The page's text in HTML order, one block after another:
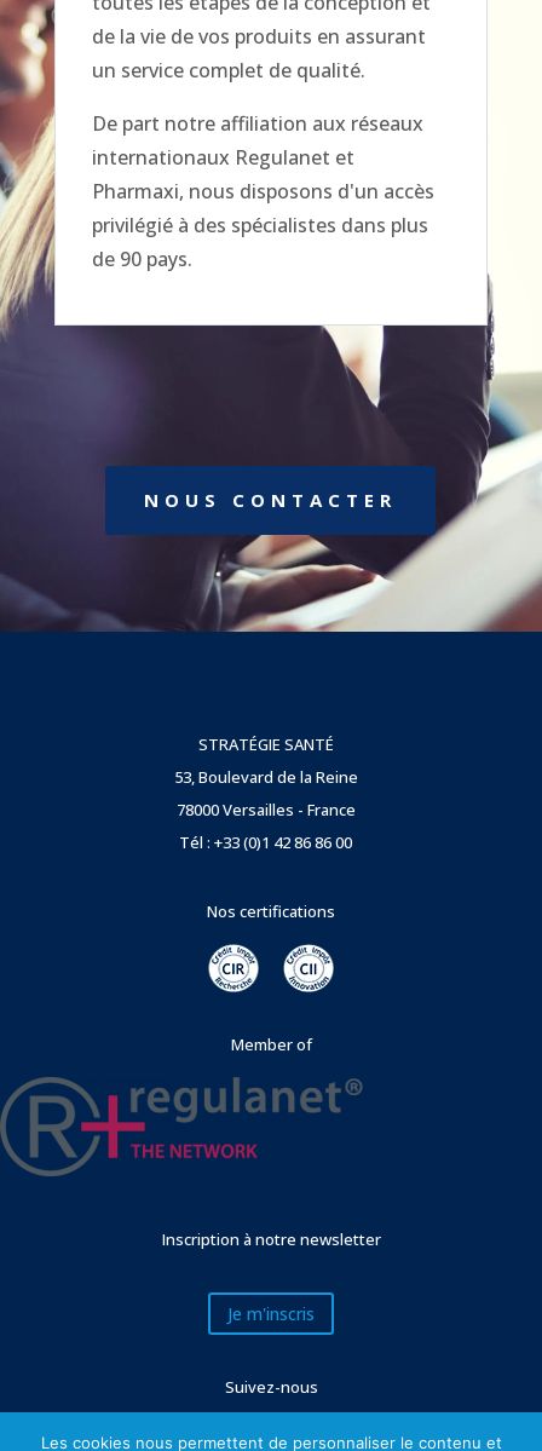
de la vie de vos produits en assurant
un service complet de qualité.
De part notre affiliation aux réseaux
internationaux Regulanet et
Pharmaxi, nous disposons d'un accès
privilégié à des spécialistes dans plus
de 90 pays.
NOUS CONTACTER
STRATÉGIE SANTÉ
53, Boulevard de la Reine
78000 Versailles - France
Tél : +33 (0)1 42 86 86 00
Nos certifications
Member of
Inscription à notre newsletter
Je m'inscris
Suivez-nous
Les cookies nous permettent de personnaliser le contenu et